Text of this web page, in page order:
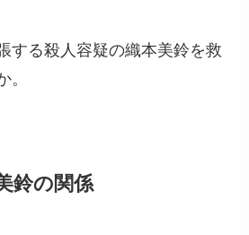
する殺人容疑の織本美鈴を救
。
鈴の関係